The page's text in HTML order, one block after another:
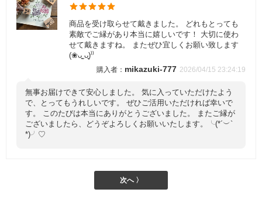
商品を受け取らせて戴きました。 どれもとっても
素敵でご縁があり本当に嬉しいです！ 大切に使わ
せて戴きますね。 またぜひ宜しくお願い致します
(❀ᴗ͈ˬᴗ͈)⁾⁾
mikazuki-777 2026/04/15 23:24:19
無事お届けできて安心しました。 気に入っていただけたよう
で、とってもうれしいです。 ぜひご活用いただければ幸いで
す。 このたびは本当にありがとうございました。 またご縁が
ございましたら、どうぞよろしくお願いいたします。╰(*´︶`
*)╯♡
次へ 〉